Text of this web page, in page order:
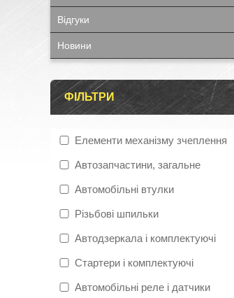
Відгуки
Новини
ФІЛЬТРИ
Елементи механізму зчеплення
Автозапчастини, загальне
Автомобільні втулки
Різьбові шпильки
Автодзеркала і комплектуючі
Стартери і комплектуючі
Автомобільні реле і датчики